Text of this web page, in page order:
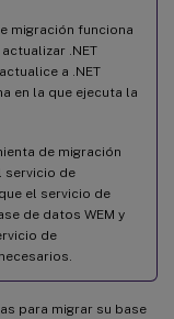
migración funciona
.NET
a .NET
en la que ejecuta la
de migración
servicio de
el servicio de
de datos WEM y
de
para migrar su base